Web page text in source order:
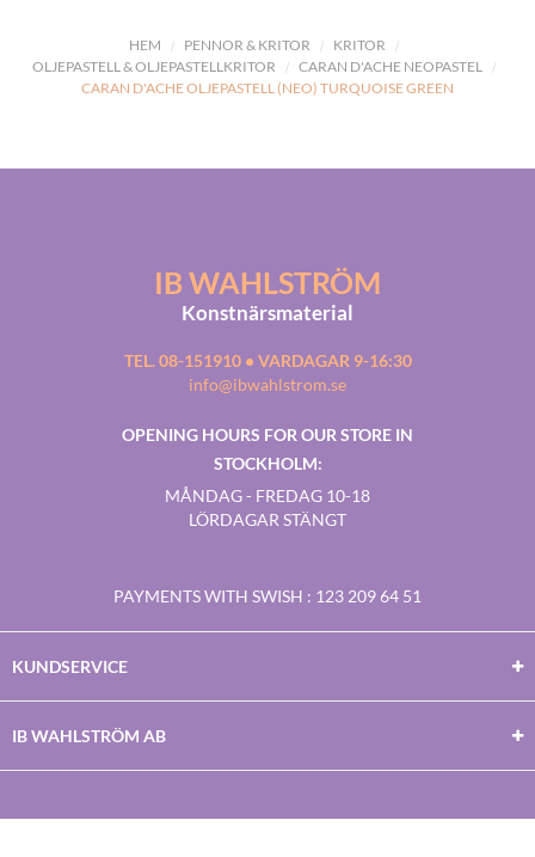
HEM PENNOR & KRITOR
KRITOR
OLJEPASTELL & OLJEPASTELLKRITOR
CARAN D'ACHE NEOPASTEL
CARAN D'ACHE OLJEPASTELL (NEO) TURQUOISE GREEN
IB WAHLSTRÖM
Konstnärsmaterial
TEL. 08-151910 • VARDAGAR 9-16:30
info@ibwahlstrom.se
OPENING HOURS FOR OUR STORE IN
STOCKHOLM:
MÅNDAG - FREDAG 10-18
LÖRDAGAR STÄNGT
PAYMENTS WITH SWISH : 123 209 64 51
KUNDSERVICE
IB WAHLSTRÖM AB
Facebook
TwitterYoutubeInstagram